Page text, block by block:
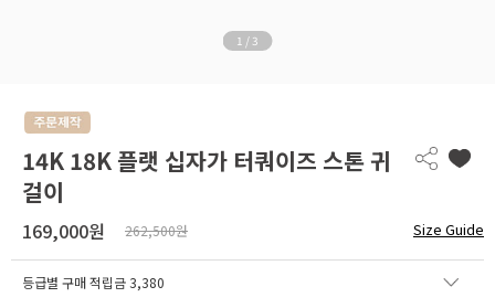
1 / 3
14K 18K 플랫 십자가 터쿼이즈 스톤 귀
걸이
169,000원 262,500원 Size Guide
등급별 구매 적립금3,380